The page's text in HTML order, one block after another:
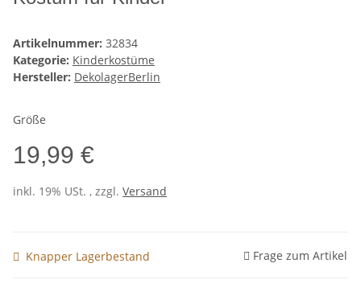
Artikelnummer: 32834
Kategorie: Kinderkostüme
Hersteller: DekolagerBerlin
Größe
19,99 €
inkl. 19% USt. , zzgl. Versand
Knapper Lagerbestand Frage zum Artikel